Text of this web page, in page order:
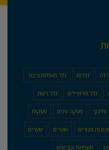
גדרות גדר מוסדות ציבור
גדר פרופילים גדר רשת
מעקה פנים מעקות
מגורים שערים שערים
תשתיות וכבישים